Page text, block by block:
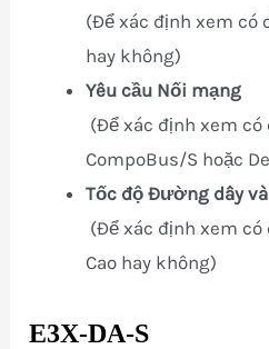
(Để xác định xem có
hay không)
Yêu cầu Nối mạng
(Để xác định xem có
CompoBus/S hoặc
Tốc độ Đường dây
(Để xác định xem có
Cao hay không)
E3X-DA-S